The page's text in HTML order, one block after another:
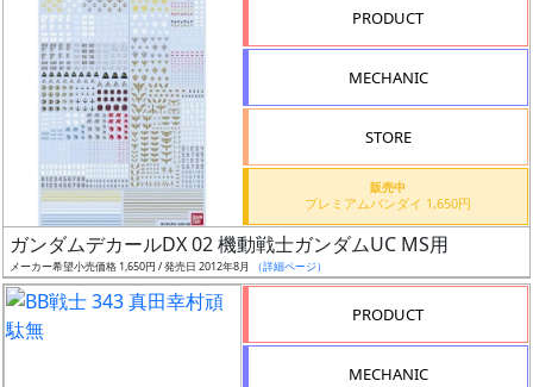
定
予
定
PRODUCT
MECHANIC
STORE
販売中
プレミアムバンダイ 1,650円
ガンダムデカールDX 02 機動戦士ガンダムUC MS用
メーカー希望小売価格 1,650円 / 発売日 2012年8月 （詳細ページ）
PRODUCT
MECHANIC